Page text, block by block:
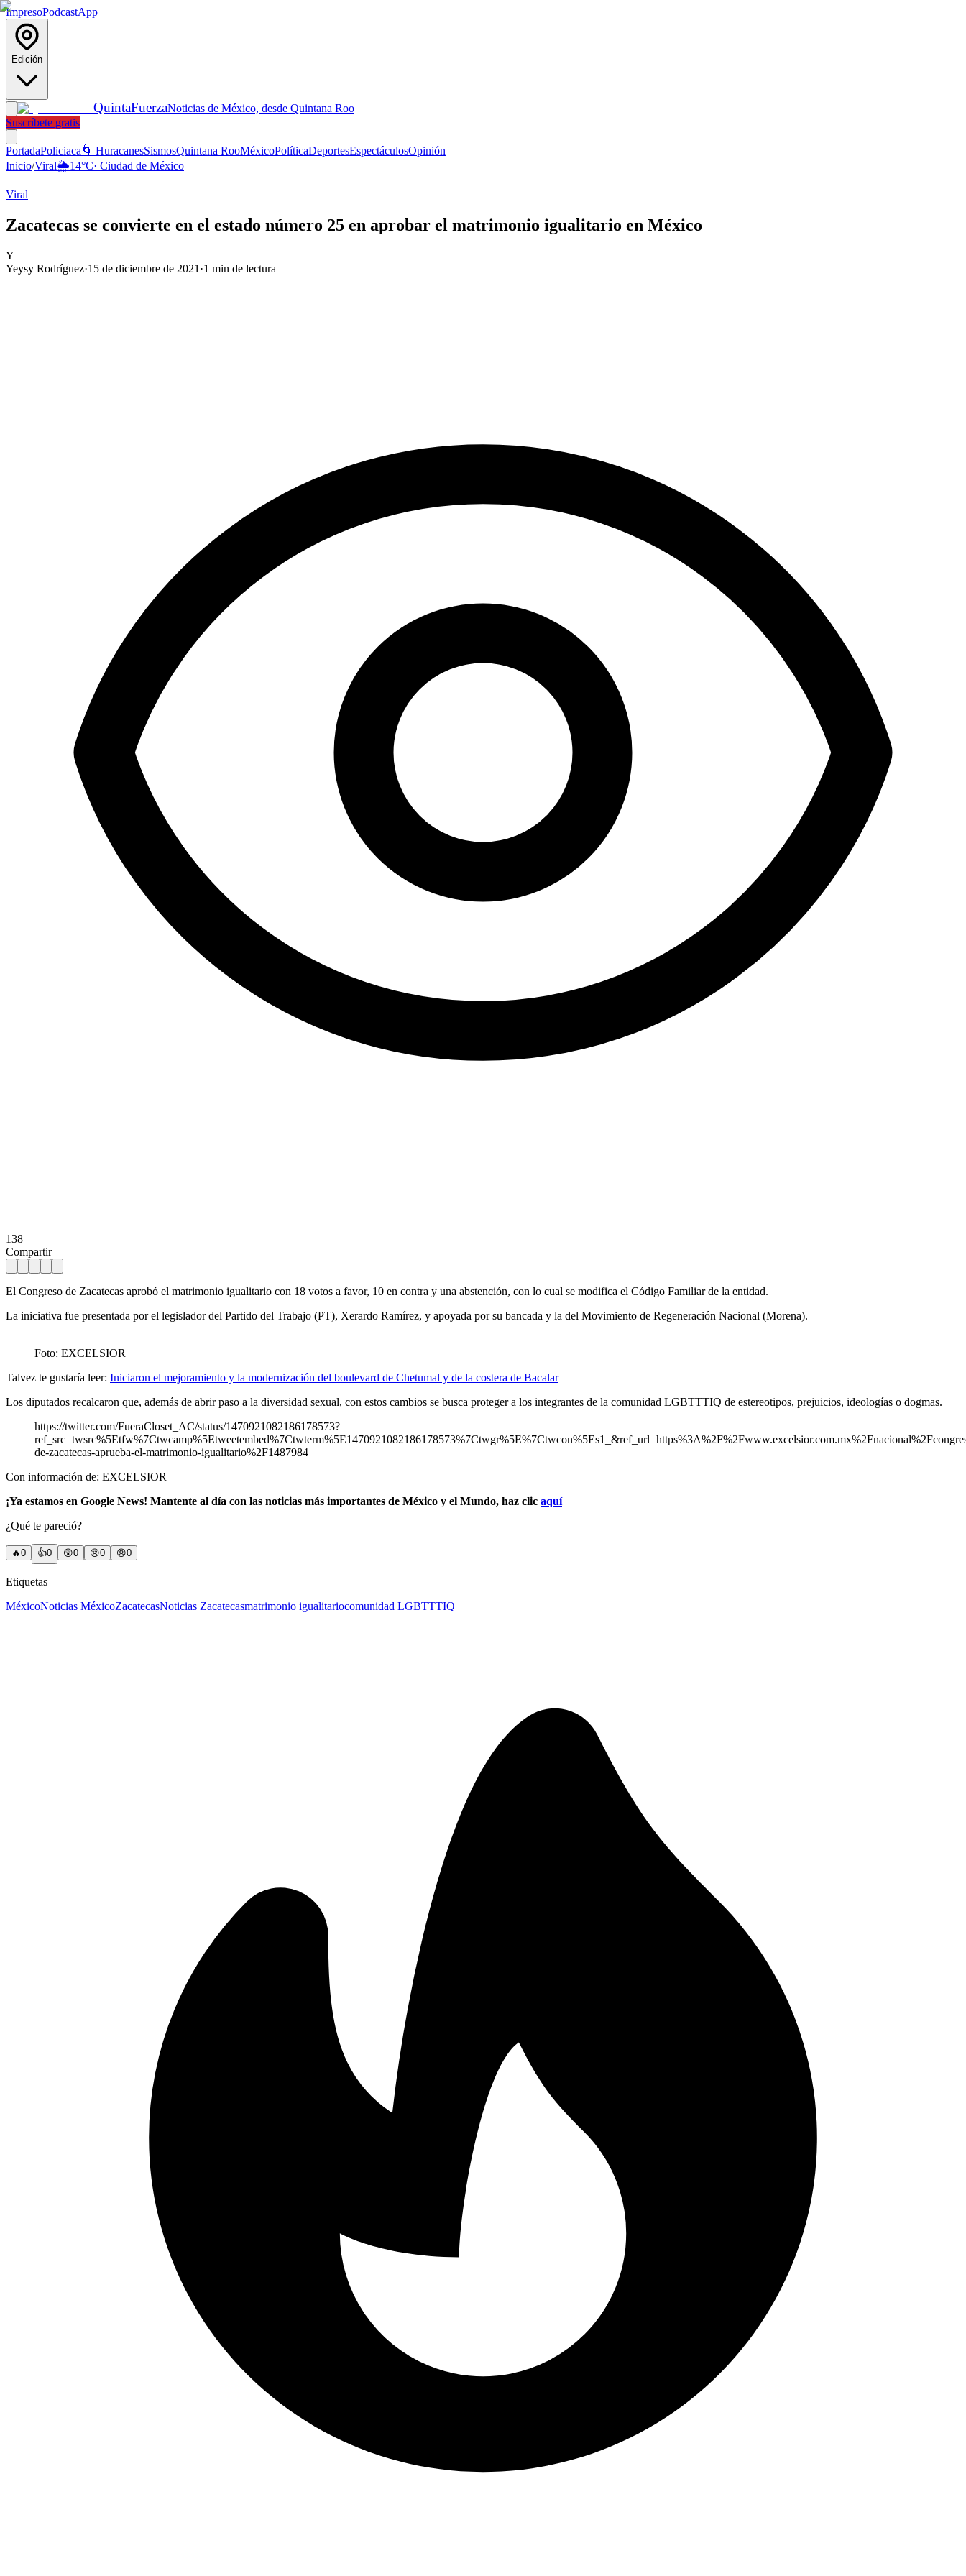
ImpresoPodcastApp
Edición
QuintaFuerzaNoticias de México, desde Quintana Roo
Suscríbete gratis
PortadaPoliciaca 🌀 HuracanesSismosQuintana RooMéxicoPolíticaDeportesEspectáculosOpinión
Inicio/Viral🌦️14°C· Ciudad de México
Viral
Zacatecas se convierte en el estado número 25 en aprobar el matrimonio igualitario en México
Y
Yeysy Rodríguez·15 de diciembre de 2021 ·1 min de lectura
138
Compartir
El Congreso de Zacatecas aprobó el matrimonio igualitario con 18 votos a favor, 10 en contra y una abstención, con lo cual se modifica el Código Familiar de la entidad.
La iniciativa fue presentada por el legislador del Partido del Trabajo (PT), Xerardo Ramírez, y apoyada por su bancada y la del Movimiento de Regeneración Nacional (Morena).
Foto: EXCELSIOR
Talvez te gustaría leer: Iniciaron el mejoramiento y la modernización del boulevard de Chetumal y de la costera de Bacalar
Los diputados recalcaron que, además de abrir paso a la diversidad sexual, con estos cambios se busca proteger a los integrantes de la comunidad LGBTTTIQ de estereotipos, prejuicios, ideologías o dogmas.
https://twitter.com/FueraCloset_AC/status/1470921082186178573?
de-zacatecas-aprueba-el-matrimonio-igualitario%2F1487984
Con información de: EXCELSIOR
¡Ya estamos en Google News! Mantente al día con las noticias más importantes de México y el Mundo, haz clic aquí
¿Qué te pareció?
🔥0 👍0 😲0 😢0 😠0
Etiquetas
MéxicoNoticias MéxicoZacatecasNoticias Zacatecasmatrimonio igualitariocomunidad LGBTTTIQ